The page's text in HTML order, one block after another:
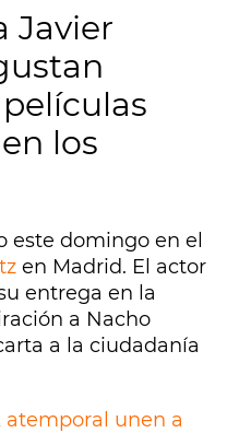
Javier
los
este domingo en el
en Madrid. El actor
entrega en la
a Nacho
a la ciudadanía
atemporal unen a